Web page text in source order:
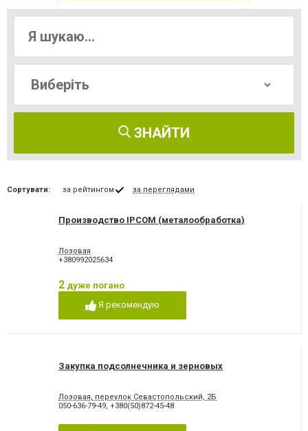
ЗНАЙТИ
Сортувати: за рейтингом за переглядами
Производство IPCOM (металообработка)
Лозовая
+380992025634
2 дуже погано
Я рекомендую
Закупка подсолнечника и зерновых
Лозовая, переулок Севастопольский, 2Б
050-636-79-49, +380(50)872-45-48